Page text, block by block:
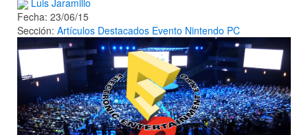
Luis Jaramillo
Fecha: 23/06/15
Sección: Artículos Destacados Evento Nintendo PC